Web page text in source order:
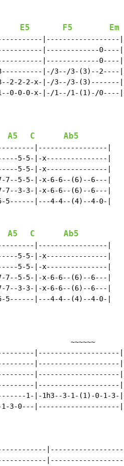
E5 F5 Em
|------------------|
|-------------0----|
|-------------0----|
|-/3--/3-(3)--2----|
2-2-2-x-|-/3--/3-(3)-------|
0-0-0-x-|-/1--/1-(1)-/0----|
A5 C Ab5
|-----------------|
5-5-|-x---------------|
5-5-|-x---------------|
7--5-5-|-x-6-6--(6)--6---|
7--3-3-|-x-6-6--(6)--6---|
|---4-4--(4)--4-0-|
A5 C Ab5
|-----------------|
5-5-|-x---------------|
5-5-|-x---------------|
7--5-5-|-x-6-6--(6)--6---|
7--3-3-|-x-6-6--(6)--6---|
|---4-4--(4)--4-0-|
~~~~~~
|--------------------|
|--------------------|
|--------------------|
|--------------------|
1-|-1h3--3-1-(1)-0-1-3-|
3-0---|--------------------|
|------------------|
|------------------|